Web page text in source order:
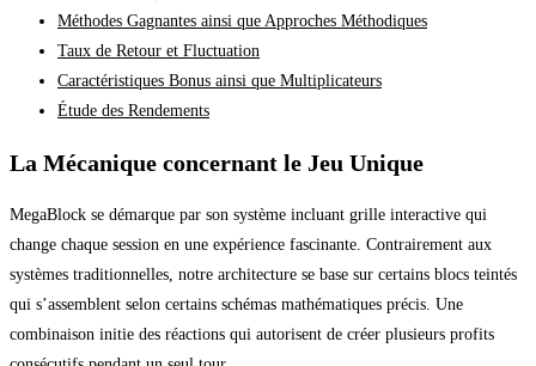
Méthodes Gagnantes ainsi que Approches Méthodiques
Taux de Retour et Fluctuation
Caractéristiques Bonus ainsi que Multiplicateurs
Étude des Rendements
La Mécanique concernant le Jeu Unique
MegaBlock se démarque par son système incluant grille interactive qui
change chaque session en une expérience fascinante. Contrairement aux
systèmes traditionnelles, notre architecture se base sur certains blocs teintés
qui s’assemblent selon certains schémas mathématiques précis. Une
combinaison initie des réactions qui autorisent de créer plusieurs profits